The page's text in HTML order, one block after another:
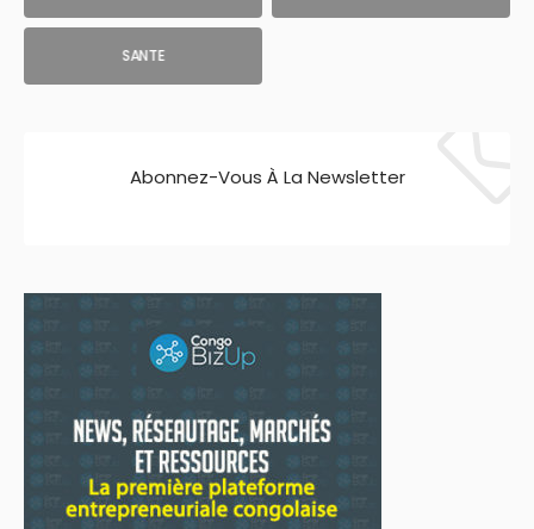
SANTE
Abonnez-Vous À La Newsletter